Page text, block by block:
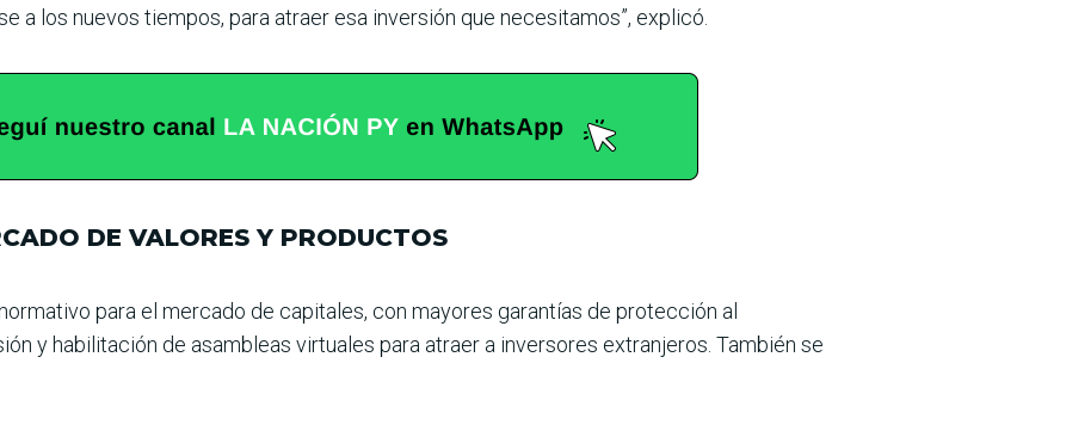
a los nuevos tiem­pos, para atraer esa inversión que necesitamos”, explicó.
DE VALORES Y PRODUCTOS
para el mer­cado de capitales, con mayo­res garantías de protección al
y habilitación de asambleas virtuales para atraer a inversores extran­jeros. También se